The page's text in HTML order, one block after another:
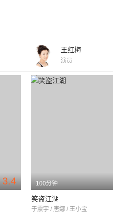
王红梅
演员
3.4 100分钟
笑盗江湖
于震宇 / 唐娜 / 王小宝